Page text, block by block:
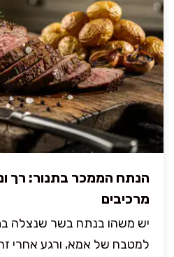
מרכיבים
יש משהו בנתח בשר שנצלה
למטבח של אמא, ורגע אחרי